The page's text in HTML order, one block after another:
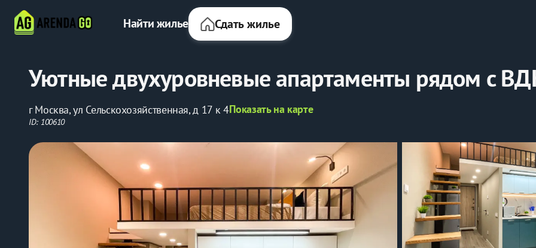
Найти жилье Сдать жилье
Уютные двухуровневые апартаменты рядом с
г Москва, ул Сельскохозяйственная, д 17 к 4Показать на карте
ID: 100610